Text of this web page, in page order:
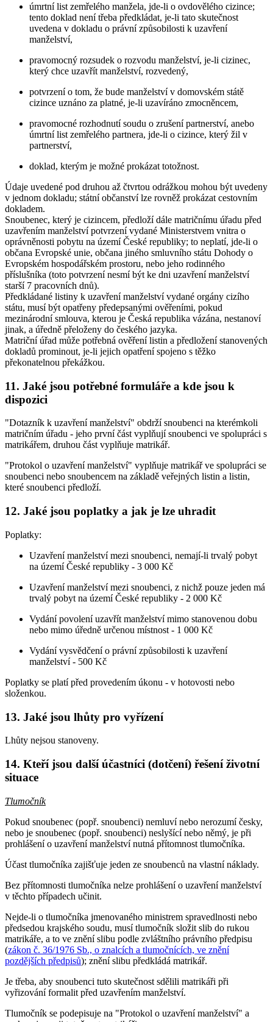
úmrtní list zemřelého manžela, jde-li o ovdovělého cizince;
tento doklad není třeba předkládat, je-li tato skutečnost
uvedena v dokladu o právní způsobilosti k uzavření
manželství,
pravomocný rozsudek o rozvodu manželství, je-li cizinec,
který chce uzavřít manželství, rozvedený,
potvrzení o tom, že bude manželství v domovském státě
cizince uznáno za platné, je-li uzavíráno zmocněncem,
pravomocné rozhodnutí soudu o zrušení partnerství, anebo
úmrtní list zemřelého partnera, jde-li o cizince, který žil v
partnerství,
doklad, kterým je možné prokázat totožnost.
Údaje uvedené pod druhou až čtvrtou odrážkou mohou být uvedeny
v jednom dokladu; státní občanství lze rovněž prokázat cestovním
dokladem.
Snoubenec, který je cizincem, předloží dále matričnímu úřadu před
uzavřením manželství potvrzení vydané Ministerstvem vnitra o
oprávněnosti pobytu na území České republiky; to neplatí, jde-li o
občana Evropské unie, občana jiného smluvního státu Dohody o
Evropském hospodářském prostoru, nebo jeho rodinného
příslušníka (toto potvrzení nesmí být ke dni uzavření manželství
starší 7 pracovních dnů).
Předkládané listiny k uzavření manželství vydané orgány cizího
státu, musí být opatřeny předepsanými ověřeními, pokud
mezinárodní smlouva, kterou je Česká republika vázána, nestanoví
jinak, a úředně přeloženy do českého jazyka.
Matriční úřad může potřebná ověření listin a předložení stanovených
dokladů prominout, je-li jejich opatření spojeno s těžko
překonatelnou překážkou.
11. Jaké jsou potřebné formuláře a kde jsou k
dispozici
"Dotazník k uzavření manželství" obdrží snoubenci na kterémkoli
matričním úřadu - jeho první část vyplňují snoubenci ve spolupráci s
matrikářem, druhou část vyplňuje matrikář.
"Protokol o uzavření manželství" vyplňuje matrikář ve spolupráci se
snoubenci nebo snoubencem na základě veřejných listin a listin,
které snoubenci předloží.
12. Jaké jsou poplatky a jak je lze uhradit
Poplatky:
Uzavření manželství mezi snoubenci, nemají-li trvalý pobyt
na území České republiky - 3 000 Kč
Uzavření manželství mezi snoubenci, z nichž pouze jeden má
trvalý pobyt na území České republiky - 2 000 Kč
Vydání povolení uzavřít manželství mimo stanovenou dobu
nebo mimo úředně určenou místnost - 1 000 Kč
Vydání vysvědčení o právní způsobilosti k uzavření
manželství - 500 Kč
Poplatky se platí před provedením úkonu - v hotovosti nebo
složenkou.
13. Jaké jsou lhůty pro vyřízení
Lhůty nejsou stanoveny.
14. Kteří jsou další účastníci (dotčení) řešení životní
situace
Tlumočník
Pokud snoubenec (popř. snoubenci) nemluví nebo nerozumí česky,
nebo je snoubenec (popř. snoubenci) neslyšící nebo němý, je při
prohlášení o uzavření manželství nutná přítomnost tlumočníka.
Účast tlumočníka zajišťuje jeden ze snoubenců na vlastní náklady.
Bez přítomnosti tlumočníka nelze prohlášení o uzavření manželství
v těchto případech učinit.
Nejde-li o tlumočníka jmenovaného ministrem spravedlnosti nebo
předsedou krajského soudu, musí tlumočník složit slib do rukou
matrikáře, a to ve znění slibu podle zvláštního právního předpisu
(zákon č. 36/1976 Sb., o znalcích a tlumočnících, ve znění
pozdějších předpisů); znění slibu předkládá matrikář.
Je třeba, aby snoubenci tuto skutečnost sdělili matrikáři při
vyřizování formalit před uzavřením manželství.
Tlumočník se podepisuje na "Protokol o uzavření manželství" a